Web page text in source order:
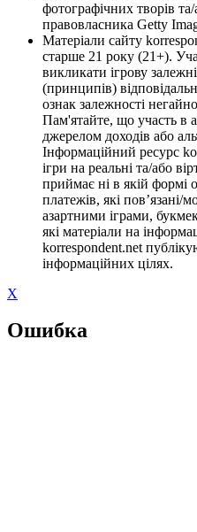
фотографічних творів та/
правовласника Getty
Матеріали сайту
старше 21 року (21+).
викликати ігрову
(принципів)
ознак залежності
Пам'ятайте, що участь в
джерелом доходів або
Інформаційний ресурс
ігри на реальні та/або
приймає ні в якій формі
платежів, які пов’язані/
азартними іграми,
які матеріали на
korrespondent.net
інформаційних цілях.
X
Ошибка